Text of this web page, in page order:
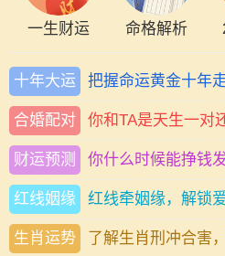
一生财运 命格解析
十年大运 把握命运黄金十年
合婚配对 你和TA是天生一对
财运预测 你什么时候能挣钱
红线姻缘 红线牵姻缘，解锁
生肖运势 了解生肖刑冲合害
1961年，